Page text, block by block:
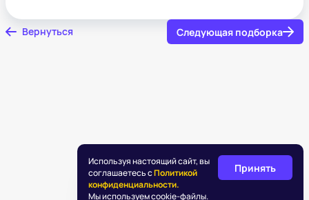
Вернуться Следующая подборка
Используя настоящий сайт, вы
соглашаетесь сПолитикой
конфиденциальности.
Мы используем cookie-файлы.
Принять